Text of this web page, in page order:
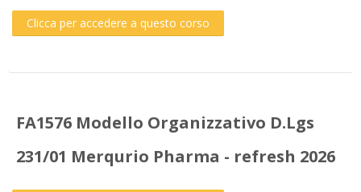
Clicca per accedere a questo corso
FA1576 Modello Organizzativo D.Lgs
231/01 Merqurio Pharma - refresh 2026